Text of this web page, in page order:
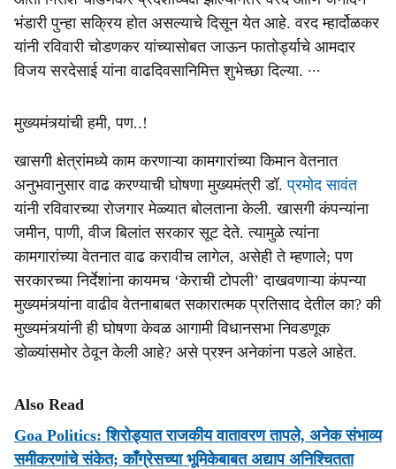
भंडारी पुन्‍हा सक्रिय होत असल्‍याचे दिसून येत आहे. वरद म्‍हार्दोळकर
यांनी रविवारी चोडणकर यांच्‍यासोबत जाऊन फातोर्ड्याचे आमदार
विजय सरदेसाई यांना वाढदिवसानिमित्त शुभेच्‍छा दिल्‍या. ∙∙∙
मुख्‍यमंत्र्यांची हमी, पण..!
खासगी क्षेत्रांमध्‍ये काम करणाऱ्या कामगारांच्‍या किमान वेतनात
अनुभवानुसार वाढ करण्‍याची घोषणा मुख्‍यमंत्री डॉ.प्रमोद सावंत
यांनी रविवारच्‍या रोजगार मेळ्यात बोलताना केली. खासगी कंपन्‍यांना
जमीन, पाणी, वीज बिलांत सरकार सूट देते. त्‍यामुळे त्‍यांना
कामगारांच्‍या वेतनात वाढ करावीच लागेल, असेही ते म्‍हणाले; पण
सरकारच्‍या निर्देशांना कायमच ‘केराची टोपली’ दाखवणाऱ्या कंपन्‍या
मुख्‍यमंत्र्यांना वाढीव वेतनाबाबत सकारात्‍मक प्रतिसाद देतील का? की
मुख्‍यमंत्र्यांनी ही घोषणा केवळ आगामी विधानसभा निवडणूक
डोळ्यांसमोर ठेवून केली आहे? असे प्रश्‍‍न अनेकांना पडले आहेत.
Also Read
Goa Politics: शिरोड्यात राजकीय वातावरण तापले, अनेक संभाव्य
समीकरणांचे संकेत; काँग्रेसच्या भूमिकेबाबत अद्याप अनिश्चितता